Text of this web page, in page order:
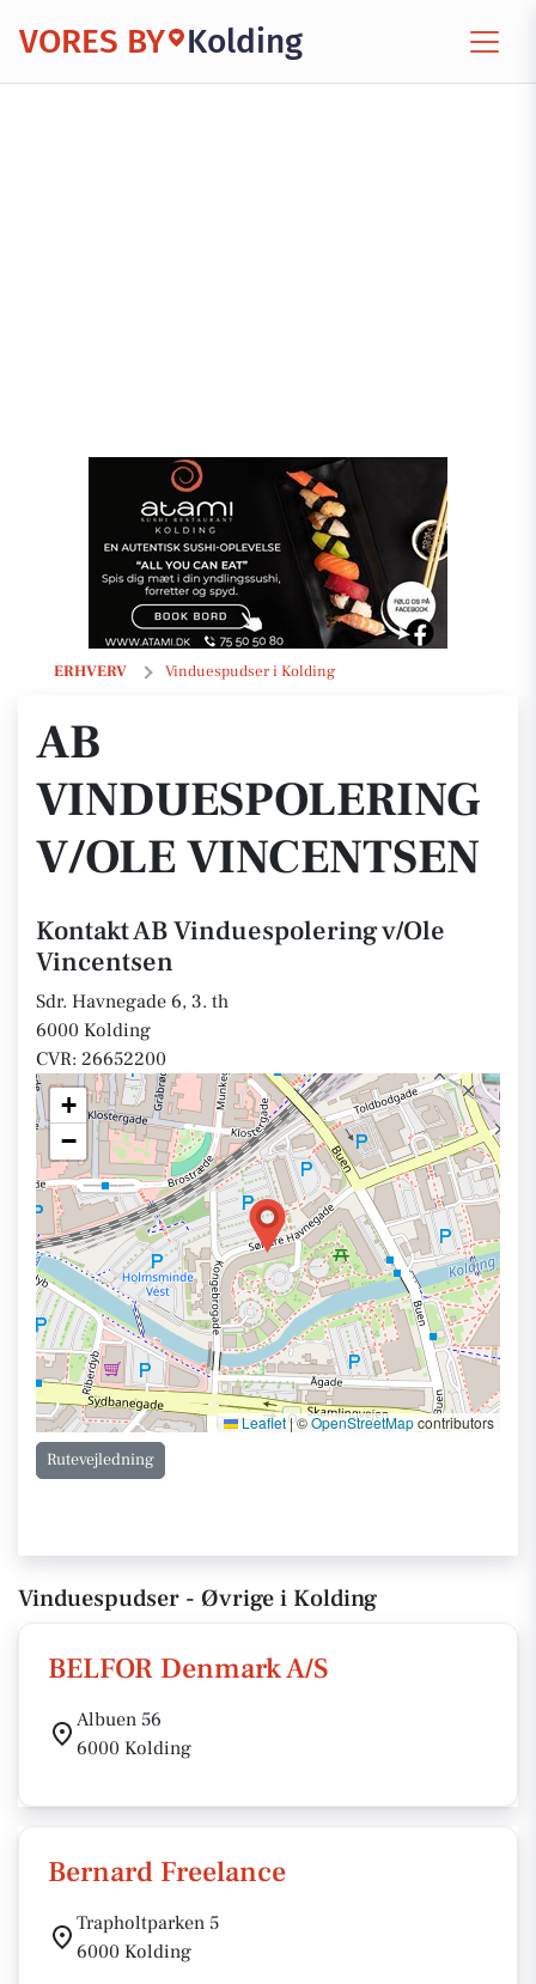
VORES BY Kolding
ERHVERV Vinduespudser i Kolding
AB Vinduespolering v/Ole Vincentsen
AB
VINDUESPOLERING
V/OLE VINCENTSEN
Kontakt AB Vinduespolering v/Ole
Vincentsen
Sdr. Havnegade 6, 3. th
6000 Kolding
CVR: 26652200
+
−
Leaflet|©OpenStreetMapcontributors
Rutevejledning
Vinduespudser - Øvrige i Kolding
BELFOR Denmark A/S
Albuen 56
6000 Kolding
Bernard Freelance
Trapholtparken 5
6000 Kolding